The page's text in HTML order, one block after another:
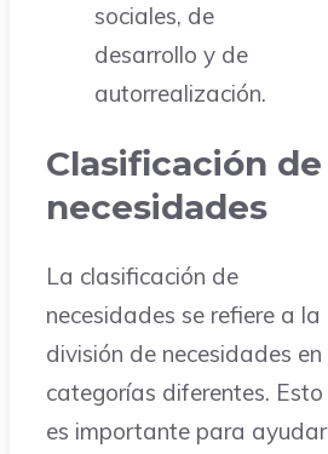
sociales, de
desarrollo y de
autorrealización.
Clasificación de
necesidades
La clasificación de
necesidades se refiere a la
división de necesidades en
categorías diferentes. Esto
es importante para ayudar